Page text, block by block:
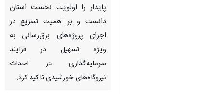
پایدار را اولویت نخست استان
دانست و بر اهمیت تسریع در
اجرای پروژه‌های برق‌رسانی به
ویژه تسهیل در فرایند
سرمایه‌گذاری در احداث
نیروگاه‌های خورشیدی تاکید کرد.